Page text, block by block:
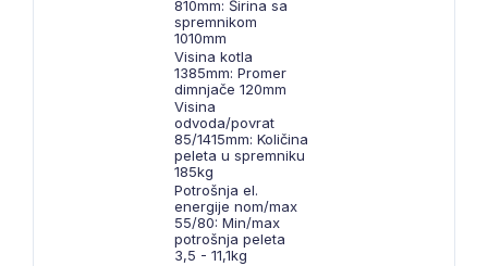
810mm: Širina sa
spremnikom
1010mm
Visina kotla
1385mm: Promer
dimnjače 120mm
Visina
odvoda/povrat
85/1415mm: Količina
peleta u spremniku
185kg
Potrošnja el.
energije nom/max
55/80: Min/max
potrošnja peleta
3,5 - 11,1kg